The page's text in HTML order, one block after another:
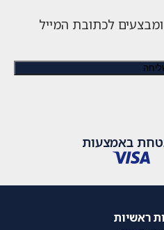
לכתובת המייל
באמצעות
ראשיות